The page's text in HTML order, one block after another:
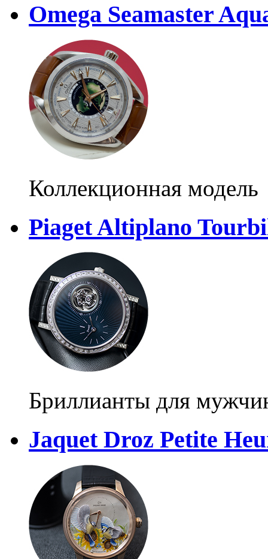
Omega Seamaster
Коллекционная модель
Piaget Altiplano
Бриллианты для
Jaquet Droz Petite